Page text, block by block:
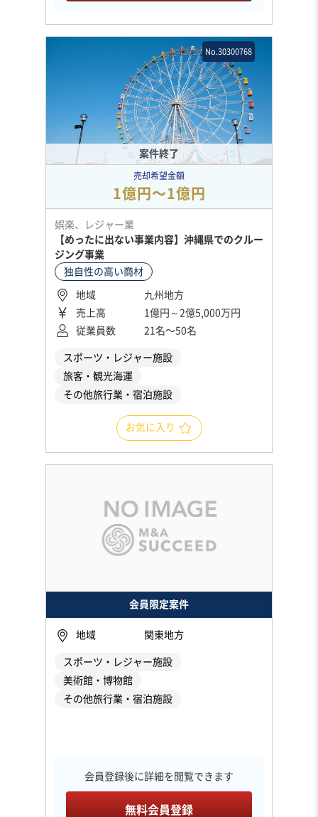
案件終了
No.30300768
売却希望金額
1億円〜1億円
娯楽、レジャー業
【めったに出ない事業内容】沖縄県でのクルー
ジング事業
独自性の高い商材
地域
九州地方
売上高
1億円～2億5,000万円
従業員数
21名〜50名
スポーツ・レジャー施設
旅客・観光海運
その他旅行業・宿泊施設
お気に入り
会員限定案件
地域 関東地方
スポーツ・レジャー施設
美術館・博物館
その他旅行業・宿泊施設
会員登録後に詳細を閲覧できます
無料会員登録